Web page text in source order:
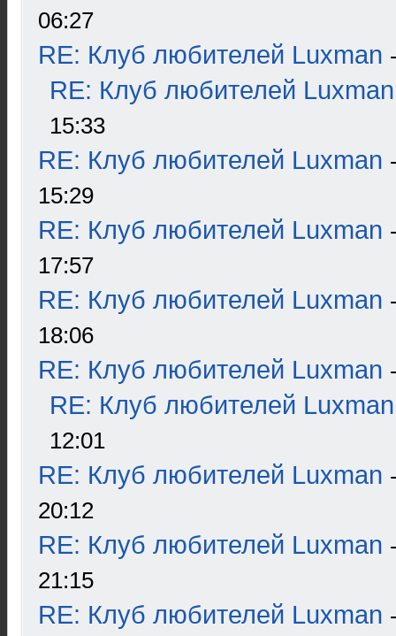
06:27
RE: Клуб любителей Luxman
RE: Клуб любителей Luxman
15:33
RE: Клуб любителей Luxman
15:29
RE: Клуб любителей Luxman
17:57
RE: Клуб любителей Luxman
18:06
RE: Клуб любителей Luxman
RE: Клуб любителей Luxman
12:01
RE: Клуб любителей Luxman
20:12
RE: Клуб любителей Luxman
21:15
RE: Клуб любителей Luxman